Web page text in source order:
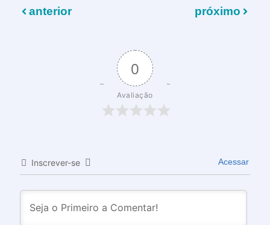
anterior próximo
0
Avaliação
Inscrever-se Acessar